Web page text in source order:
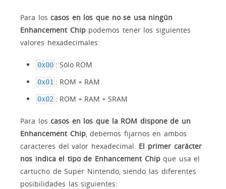
Para loscasos en los que no se usa ningún
Enhancement Chippodemos tener los siguientes
valores hexadecimales:
0x00 : Sólo ROM
0x01 : ROM + RAM
0x02 : ROM + RAM + SRAM
Para loscasos en los que la ROM dispone de un
Enhancement Chip, debemos fijarnos en ambos
caracteres del valor hexadecimal. El primer carácter
nos indica el tipo de Enhancement Chipque usa el
cartucho de Super Nintendo, siendo las diferentes
posibilidades las siguientes: